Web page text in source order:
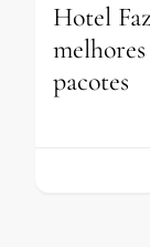
Hotel
pacotes